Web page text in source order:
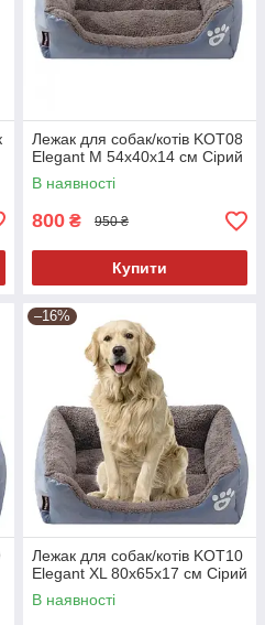
Лежак для собак/котів KOT08
Elegant M 54x40x14 см Сірий
В наявності
800 ₴ 950 ₴
Купити
–16%
Лежак для собак/котів KOT10
Elegant XL 80x65x17 см Сірий
В наявності